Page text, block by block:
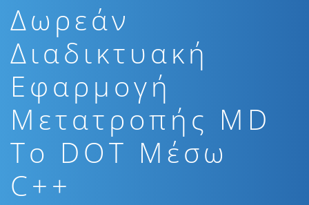
Δωρεάν
Διαδικτυακή
Εφαρμογή
Μετατροπής MD
To DOT Μέσω
C++